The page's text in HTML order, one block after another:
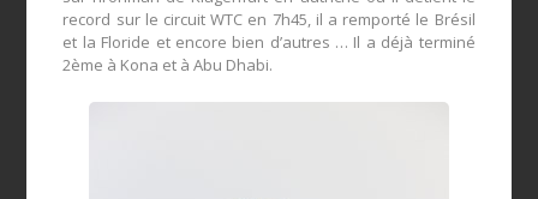
record sur le circuit WTC en 7h45, il a remporté le Brésil
et la Floride et encore bien d’autres … Il a déjà terminé
2ème à Kona et à Abu Dhabi.